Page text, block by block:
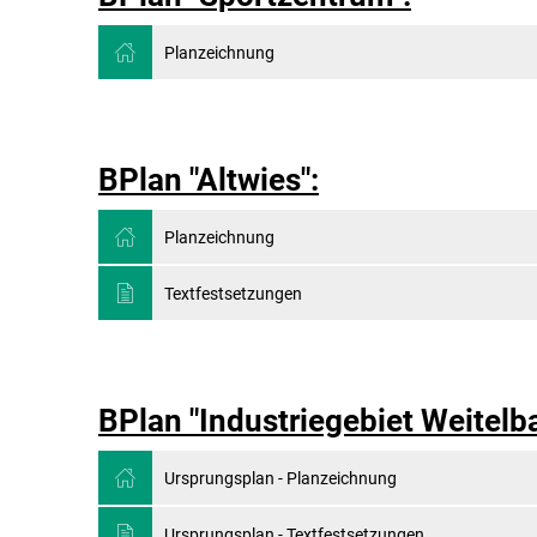
Planzeichnung
BPlan "Altwies":
Planzeichnung
Textfestsetzungen
BPlan "Industriegebiet
Ursprungsplan - Planzeichnung